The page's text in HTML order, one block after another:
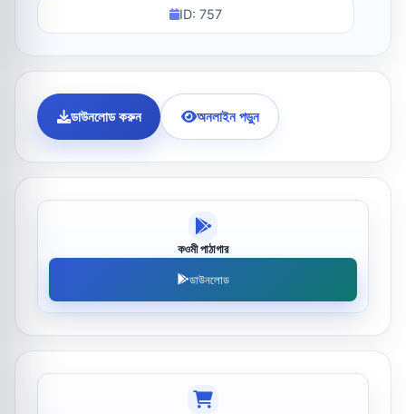
ID: 757
ডাউনলোড করুন অনলাইন পড়ুন
কওমী পাঠাগার
ডাউনলোড